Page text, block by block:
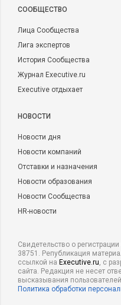
CООБЩЕСТВО
Лица Сообщества
Лига экспертов
История Сообщества
Журнал Executive.ru
Executive отдыхает
НОВОСТИ
Новости дня
Новости компаний
Отставки и назначения
Новости образования
Новости Сообщества
HR-новости
Свидетельство о
38751. Републикация
ссылкой на Executive.ru, с
сайта. Редакция не несет
высказывания
Политика обработки